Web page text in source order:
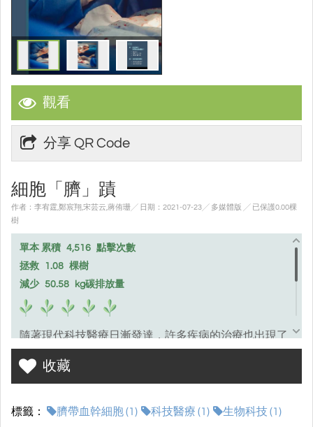
觀看
分享 QR Code
細胞「臍」蹟
作者：李宥霆,鄭宸翔,宋芸云,蔣侑珊╱ 日期：2021-07-23╱ 多媒體版 ╱ 已保護0.00棵
樹
單本 累積 4,516 點擊次數
拯救
1.08 棵樹
減少 50.58 kg碳排放量
隨著現代科技醫療日漸發達，許多疾病的治療也出現了
造血幹細胞，其用途廣泛，能治多種致命疾病，但大多
收藏
標籤： 臍帶血幹細胞 (1) 科技醫療 (1)
生物科技 (1)